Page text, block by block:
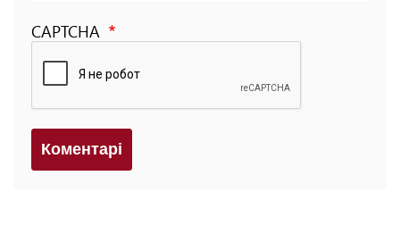
CAPTCHA
Коментарi